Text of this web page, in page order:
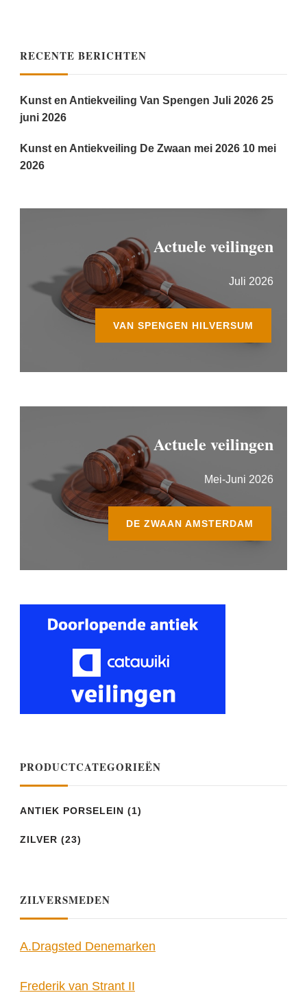
RECENTE BERICHTEN
Kunst en Antiekveiling Van Spengen Juli 2026 25
juni 2026
Kunst en Antiekveiling De Zwaan mei 2026 10 mei
2026
Actuele veilingen
Juli 2026
VAN SPENGEN HILVERSUM
Actuele veilingen
Mei-Juni 2026
DE ZWAAN AMSTERDAM
PRODUCTCATEGORIEËN
ANTIEK PORSELEIN (1)
ZILVER (23)
ZILVERSMEDEN
A.Dragsted Denemarken
Frederik van Strant II